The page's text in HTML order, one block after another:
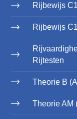
Rijbewijs
Rijbewijs
Rijtesten
Theorie B
Theorie AM